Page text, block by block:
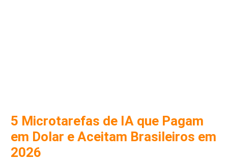
5 Microtarefas de IA que Pagam
em Dolar e Aceitam Brasileiros em
2026